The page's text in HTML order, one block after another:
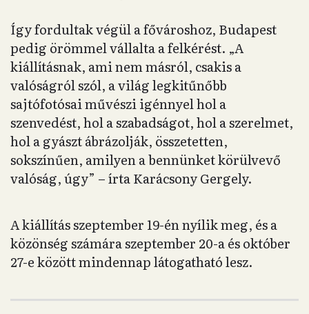
Így fordultak végül a fővároshoz, Budapest
pedig örömmel vállalta a felkérést. „A
kiállításnak, ami nem másról, csakis a
valóságról szól, a világ legkitűnőbb
sajtófotósai művészi igénnyel hol a
szenvedést, hol a szabadságot, hol a szerelmet,
hol a gyászt ábrázolják, összetetten,
sokszínűen, amilyen a bennünket körülvevő
valóság, úgy” – írta Karácsony Gergely.
A kiállítás szeptember 19-én nyílik meg, és a
közönség számára szeptember 20-a és október
27-e között mindennap látogatható lesz.